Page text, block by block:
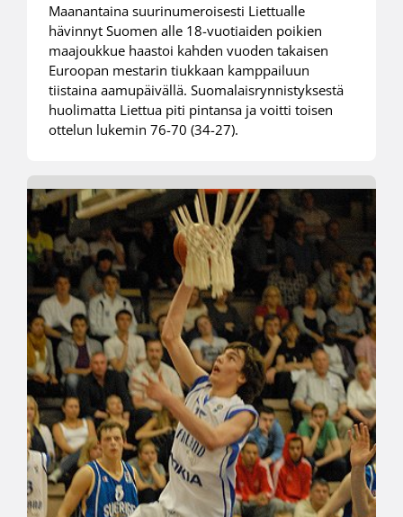
Maanantaina suurinumeroisesti Liettualle
hävinnyt Suomen alle 18-vuotiaiden poikien
maajoukkue haastoi kahden vuoden takaisen
Euroopan mestarin tiukkaan kamppailuun
tiistaina aamupäivällä. Suomalaisrynnistyksestä
huolimatta Liettua piti pintansa ja voitti toisen
ottelun lukemin 76-70 (34-27).